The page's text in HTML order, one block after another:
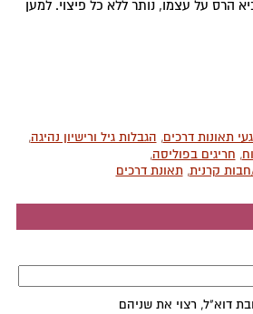
הרס על עצמו, נותר ללא כל פיצוי. למען
תאונות דרכים, הגבלות גיל ורישיון נהיגה,
, חריגים בפוליסה,
חבות קרנית,תאונת דרכים
דוא"ל, רצוי את שניהם